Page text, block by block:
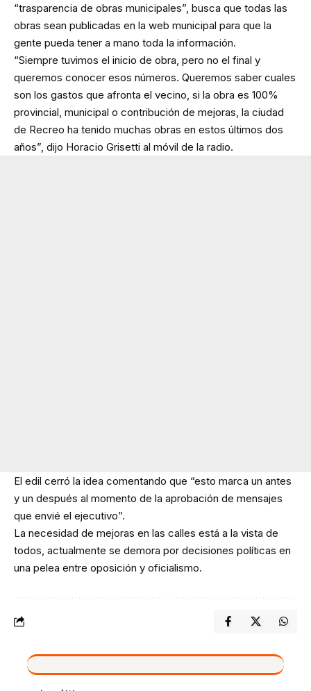
“trasparencia de obras municipales”, busca que todas las
obras sean publicadas en la web municipal para que la
gente pueda tener a mano toda la información.
“Siempre tuvimos el inicio de obra, pero no el final y
queremos conocer esos números. Queremos saber cuales
son los gastos que afronta el vecino, si la obra es 100%
provincial, municipal o contribución de mejoras, la ciudad
de Recreo ha tenido muchas obras en estos últimos dos
años”, dijo Horacio Grisetti al móvil de la radio.
El edil cerró la idea comentando que “esto marca un antes
y un después al momento de la aprobación de mensajes
que envié el ejecutivo”.
La necesidad de mejoras en las calles está a la vista de
todos, actualmente se demora por decisiones políticas en
una pelea entre oposición y oficialismo.
VIVO